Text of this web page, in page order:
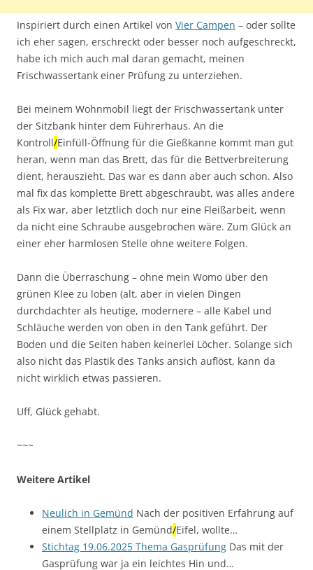
Inspiriert durch einen Artikel von Vier Campen – oder sollte
ich eher sagen, erschreckt oder besser noch aufgeschreckt,
habe ich mich auch mal daran gemacht, meinen
Frischwassertank einer Prüfung zu unterziehen.
Bei meinem Wohnmobil liegt der Frischwassertank unter
der Sitzbank hinter dem Führerhaus. An die
Kontroll/Einfüll-Öffnung für die Gießkanne kommt man gut
heran, wenn man das Brett, das für die Bettverbreiterung
dient, herauszieht. Das war es dann aber auch schon. Also
mal fix das komplette Brett abgeschraubt, was alles andere
als Fix war, aber letztlich doch nur eine Fleißarbeit, wenn
da nicht eine Schraube ausgebrochen wäre. Zum Glück an
einer eher harmlosen Stelle ohne weitere Folgen.
Dann die Überraschung – ohne mein Womo über den
grünen Klee zu loben (alt, aber in vielen Dingen
durchdachter als heutige, modernere – alle Kabel und
Schläuche werden von oben in den Tank geführt. Der
Boden und die Seiten haben keinerlei Löcher. Solange sich
also nicht das Plastik des Tanks ansich auflöst, kann da
nicht wirklich etwas passieren.
Uff, Glück gehabt.
~~~
Weitere Artikel
Neulich in Gemünd Nach der positiven Erfahrung auf
einem Stellplatz in Gemünd/Eifel, wollte…
Stichtag 19.06.2025 Thema Gasprüfung Das mit der
Gasprüfung war ja ein leichtes Hin und…